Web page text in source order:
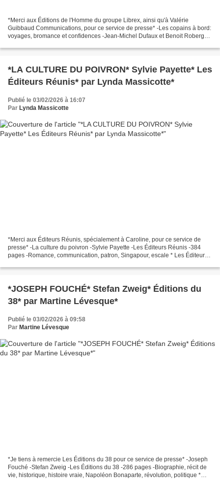
*Merci aux Éditions de l'Homme du groupe Librex, ainsi qu'à Valérie
Guibbaud Communications, pour ce service de presse* -Les copains à bord:
voyages, bromance et confidences -Jean-Michel Dufaux et Benoit Roberge -
*LA CULTURE DU POIVRON* Sylvie Payette* Les
Éditeurs Réunis* par Lynda Massicotte*
Publié le 03/02/2026 à 16:07
Par Lynda Massicotte
*Merci aux Éditeurs Réunis, spécialement à Caroline, pour ce service de
presse* -La culture du poivron -Sylvie Payette -Les Éditeurs Réunis -384
pages -Romance, communication, patron, Singapour, escale * Les Éditeurs
*JOSEPH FOUCHÉ* Stefan Zweig* Éditions du
38* par Martine Lévesque*
Publié le 03/02/2026 à 09:58
Par Martine Lévesque
*Je tiens à remercie Les Éditions du 38 pour ce service de presse* -Joseph
Fouché -Stefan Zweig -Les Éditions du 38 -286 pages -Biographie, récit de
vie, historique, histoire vraie, Napoléon Bonaparte, révolution, politique *